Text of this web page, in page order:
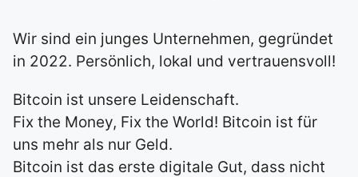
Wir sind ein junges Unternehmen, gegründet
in 2022. Persönlich, lokal und vertrauensvoll!
Bitcoin ist unsere Leidenschaft.
Fix the Money, Fix the World! Bitcoin ist für
uns mehr als nur Geld.
Bitcoin ist das erste digitale Gut, dass nicht